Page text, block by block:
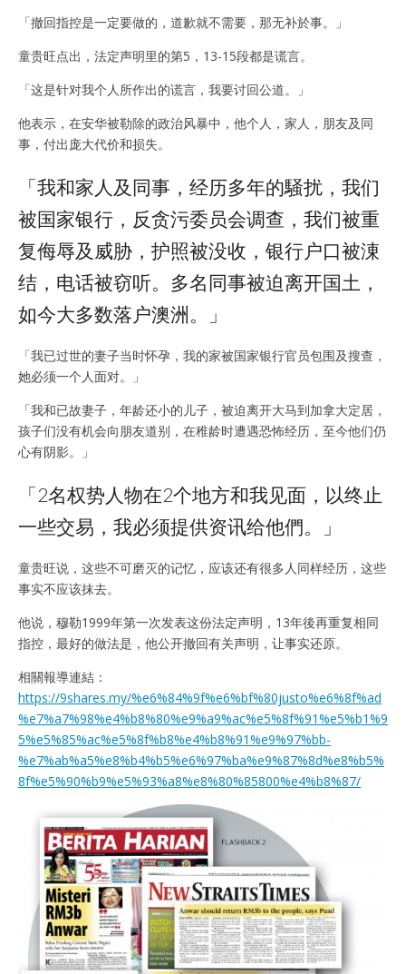
「撤回指控是一定要做的，道歉就不需要，那无补於事。」
童贵旺点出，法定声明里的第5，13-15段都是谎言。
「这是针对我个人所作出的谎言，我要讨回公道。」
他表示，在安华被勒除的政治风暴中，他个人，家人，朋友及同
事，付出庞大代价和损失。
「我和家人及同事，经历多年的騒扰，我们
被国家银行，反贪污委员会调查，我们被重
复侮辱及威胁，护照被没收，银行户口被涷
结，电话被窃听。多名同事被迫离开国土，
如今大多数落户澳洲。」
「我已过世的妻子当时怀孕，我的家被国家银行官员包围及搜查，
她必须一个人面对。」
「我和已故妻子，年龄还小的儿子，被迫离开大马到加拿大定居，
孩子们没有机会向朋友道别，在稚龄时遭遇恐怖经历，至今他们仍
心有阴影。」
「2名权势人物在2个地方和我见面，以终止
一些交易，我必须提供资讯给他們。」
童贵旺说，这些不可磨灭的记忆，应该还有很多人同样经历，这些
事实不应该抹去。
他说，穆勒1999年第一次发表这份法定声明，13年後再重复相同
指控，最好的做法是，他公开撤回有关声明，让事实还原。
相關報導連結：
https://9shares.my/%e6%84%9f%e6%bf%80justo%e6%8f%ad
%e7%a7%98%e4%b8%80%e9%a9%ac%e5%8f%91%e5%b1%9
5%e5%85%ac%e5%8f%b8%e4%b8%91%e9%97%bb-
%e7%ab%a5%e8%b4%b5%e6%97%ba%e9%87%8d%e8%b5%
8f%e5%90%b9%e5%93%a8%e8%80%85800%e4%b8%87/